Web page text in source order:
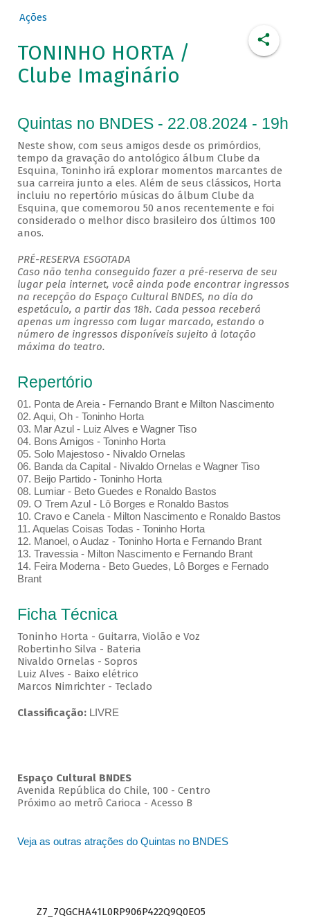
Ações
TONINHO HORTA /
Clube Imaginário
Quintas no BNDES - 22.08.2024 - 19h
Neste show, com seus amigos desde os primórdios,
tempo da gravação do antológico álbum Clube da
Esquina, Toninho irá explorar momentos marcantes de
sua carreira junto a eles. Além de seus clássicos, Horta
incluiu no repertório músicas do álbum Clube da
Esquina, que comemorou 50 anos recentemente e foi
considerado o melhor disco brasileiro dos últimos 100
anos.
PRÉ-RESERVA ESGOTADA
Caso não tenha conseguido fazer a pré-reserva de seu
lugar pela internet, você ainda pode encontrar ingressos
na recepção do Espaço Cultural BNDES, no dia do
espetáculo, a partir das 18h. Cada pessoa receberá
apenas um ingresso com lugar marcado, estando o
número de ingressos disponíveis sujeito à lotação
máxima do teatro.
Repertório
01. Ponta de Areia - Fernando Brant e Milton Nascimento
02. Aqui, Oh - Toninho Horta
03. Mar Azul - Luiz Alves e Wagner Tiso
04. Bons Amigos - Toninho Horta
05. Solo Majestoso - Nivaldo Ornelas
06. Banda da Capital - Nivaldo Ornelas e Wagner Tiso
07. Beijo Partido - Toninho Horta
08. Lumiar - Beto Guedes e Ronaldo Bastos
09. O Trem Azul - Lô Borges e Ronaldo Bastos
10. Cravo e Canela - Milton Nascimento e Ronaldo Bastos
11. Aquelas Coisas Todas - Toninho Horta
12. Manoel, o Audaz - Toninho Horta e Fernando Brant
13. Travessia - Milton Nascimento e Fernando Brant
14. Feira Moderna - Beto Guedes, Lô Borges e Fernado
Brant
Ficha Técnica
Toninho Horta - Guitarra, Violão e Voz
Robertinho Silva - Bateria
Nivaldo Ornelas - Sopros
Luiz Alves - Baixo elétrico
Marcos Nimrichter - Teclado
Classificação: LIVRE
Espaço Cultural BNDES
Avenida República do Chile, 100 - Centro
Próximo ao metrô Carioca - Acesso B
Veja as outras atrações do Quintas no BNDES
Z7_7QGCHA41L0RP906P422Q9Q0EO5